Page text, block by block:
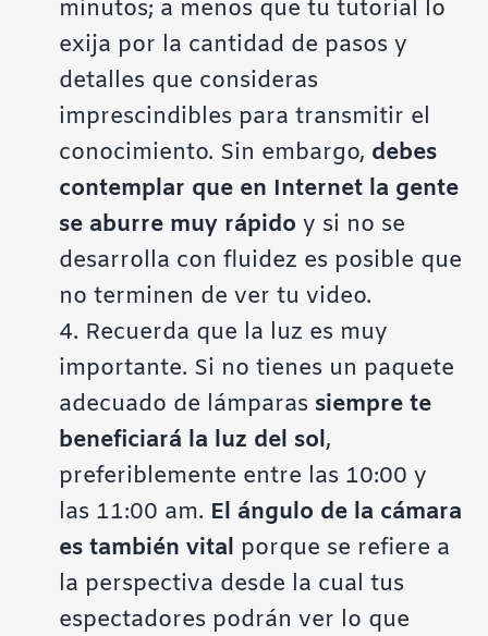
minutos; a menos que tu tutorial lo
exija por la cantidad de pasos y
detalles que consideras
imprescindibles para transmitir el
conocimiento. Sin embargo, debes
contemplar que en Internet la gente
se aburre muy rápido y si no se
desarrolla con fluidez es posible que
no terminen de ver tu video.
4. Recuerda que la luz es muy
importante. Si no tienes un paquete
adecuado de lámparas siempre te
beneficiará la luz del sol,
preferiblemente entre las 10:00 y
las 11:00 am. El ángulo de la cámara
es también vital porque se refiere a
la perspectiva desde la cual tus
espectadores podrán ver lo que